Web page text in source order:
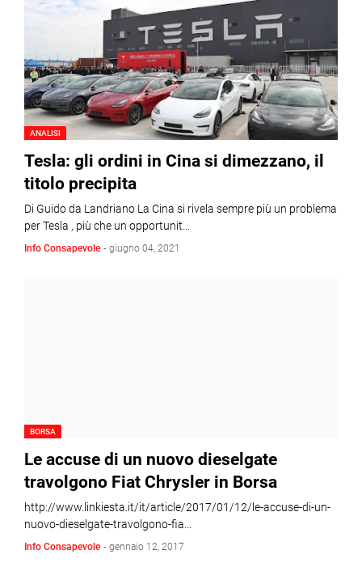
ANALISI
Tesla: gli ordini in Cina si dimezzano, il
titolo precipita
Di Guido da Landriano La Cina si rivela sempre più un problema
per Tesla , più che un opportunit…
Info Consapevole - giugno 04, 2021
BORSA
Le accuse di un nuovo dieselgate
travolgono Fiat Chrysler in Borsa
http://www.linkiesta.it/it/article/2017/01/12/le-accuse-di-un-
nuovo-dieselgate-travolgono-fia…
Info Consapevole - gennaio 12, 2017